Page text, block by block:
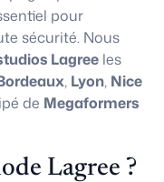
pour
sécurité. Nous
Lagree les
, Lyon, Nice
de Megaformers
Lagree ?